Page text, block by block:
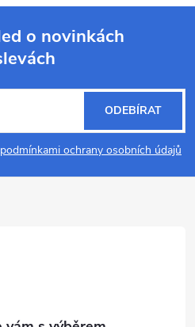
o novinkách
podmínkami ochrany osobních údajů
ODEBÍRAT